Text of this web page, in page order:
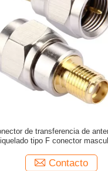
de transferencia de
tipo F conector
Contacto